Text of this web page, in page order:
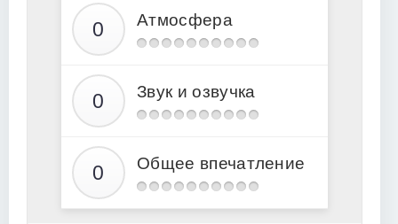
Атмосфера
Звук и озвучка
Общее впечатление